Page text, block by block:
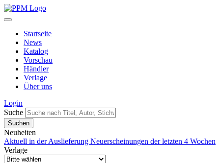
Startseite
News
Katalog
Vorschau
Händler
Verlage
Über uns
Login
Suche
Neuheiten
Aktuell in der Auslieferung Neuerscheinungen der letzten 4 Wochen
Verlage